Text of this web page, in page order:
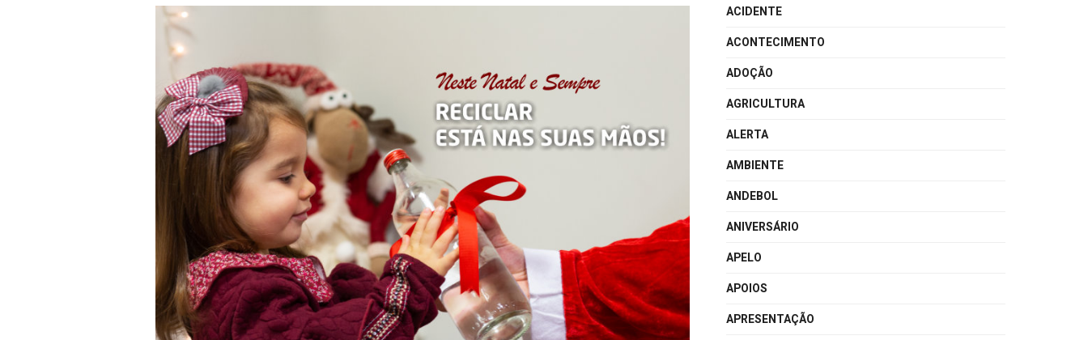
ACIDENTE
ACONTECIMENTO
ADOÇÃO
AGRICULTURA
ALERTA
AMBIENTE
ANDEBOL
ANIVERSÁRIO
APELO
APOIOS
APRESENTAÇÃO